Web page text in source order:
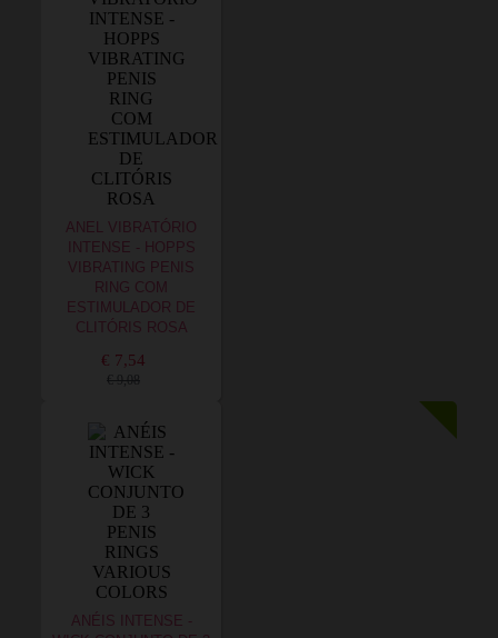
ANEL VIBRATÓRIO
INTENSE - HOPPS
VIBRATING PENIS
RING COM
ESTIMULADOR DE
CLITÓRIS ROSA
€ 7,54
€ 9,08
ANÉIS INTENSE -